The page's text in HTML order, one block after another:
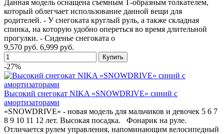
Данная модель оснащена съемным Т-образным толкателем,
который облегчает использование данной вещи для
родителей. - У снегоката круглый руль, а также складная
спинка, на которую удобно опереться во время длительной
прогулки. - Сиденье снегоката о
9,570 руб. 6,999 руб.
-27%
Высокий снегокат NIKA «SNOWDRIVE» синий с
амортизаторами
«SNOWDRIVE» - новая модель для мальчиков и девочек 5 6 7
8 9 10 11 12 лет. Высокая посадка. Фонарик на руле.
Отличается рулем управления, напоминающим велосипедный